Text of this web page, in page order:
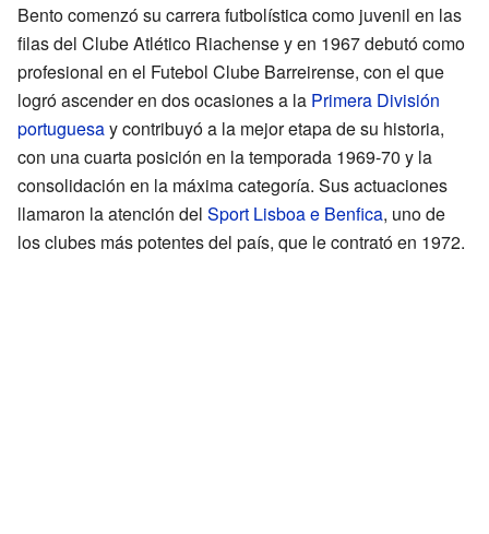
Bento comenzó su carrera futbolística como juvenil en las
filas del Clube Atlético Riachense y en 1967 debutó como
profesional en el Futebol Clube Barreirense, con el que
logró ascender en dos ocasiones a la Primera División
portuguesay contribuyó a la mejor etapa de su historia,
con una cuarta posición en la temporada 1969-70 y la
consolidación en la máxima categoría. Sus actuaciones
llamaron la atención del Sport Lisboa e Benfica, uno de
los clubes más potentes del país, que le contrató en 1972.